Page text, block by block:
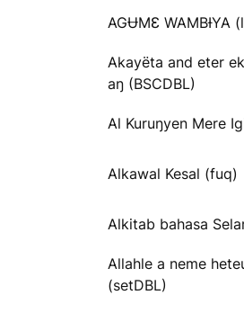
AGɄMƐ WAMBƗYA
Akayëta and eter
aŋ (BSCDBL)
Al Kuruŋyen Mere
Alkawal Kesal (fuq)
Alkitab bahasa
Allahle a neme
(setDBL)